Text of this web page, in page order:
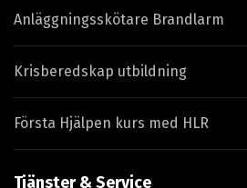
Anläggningsskötare Brandlarm
Krisberedskap utbildning
Första Hjälpen kurs med HLR
Tjänster & Service